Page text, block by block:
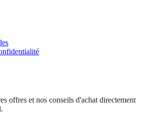
offres et nos conseils d'achat directement